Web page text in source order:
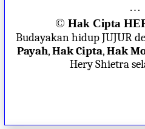
…
© Hak Cipta
Budayakan hidup JUJUR
Payah,Hak Cipta,Hak
Hery Shietra